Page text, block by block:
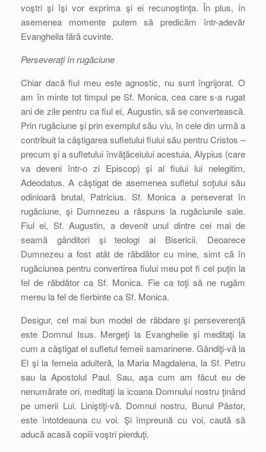
voştri şi îşi vor exprima şi ei recunoştinţa. În plus, în
asemenea momente putem să predicăm într-adevăr
Evanghelia fără cuvinte.
Perseveraţi în rugăciune
Chiar dacă fiul meu este agnostic, nu sunt îngrijorat. O
am în minte tot timpul pe Sf. Monica, cea care s-a rugat
ani de zile pentru ca fiul ei, Augustin, să se convertească.
Prin rugăciune şi prin exemplul său viu, în cele din urmă a
contribuit la câştigarea sufletului fiului său pentru Cristos –
precum şi a sufletului învăţăcelului acestuia, Alypius (care
va deveni într-o zi Episcop) şi al fiului lui nelegitim,
Adeodatus. A câştigat de asemenea sufletul soţului său
odinioară brutal, Patricius. Sf. Monica a perseverat în
rugăciune, şi Dumnezeu a răspuns la rugăciunile sale.
Fiul ei, Sf. Augustin, a devenit unul dintre cei mai de
seamă gânditori şi teologi ai Bisericii. Deoarece
Dumnezeu a fost atât de răbdător cu mine, simt că în
rugăciunea pentru convertirea fiului meu pot fi cel puţin la
fel de răbdător ca Sf. Monica. Fie ca toţi să ne rugăm
mereu la fel de fierbinte ca Sf. Monica.
Desigur, cel mai bun model de răbdare şi perseverenţă
este Domnul Isus. Mergeţi la Evanghelie şi meditaţi la
cum a câştigat el sufletul femeii samarinene. Gândiţi-vă la
El şi la femeia adulteră, la Maria Magdalena, la Sf. Petru
sau la Apostolul Paul. Sau, aşa cum am făcut eu de
nenumărate ori, meditaţi la icoana Domnului nostru ţinând
pe umerii Lui. Liniştiţi-vă. Domnul nostru, Bunul Păstor,
este întotdeauna cu voi. Şi împreună cu voi, caută să
aducă acasă copiii voştri pierduţi.